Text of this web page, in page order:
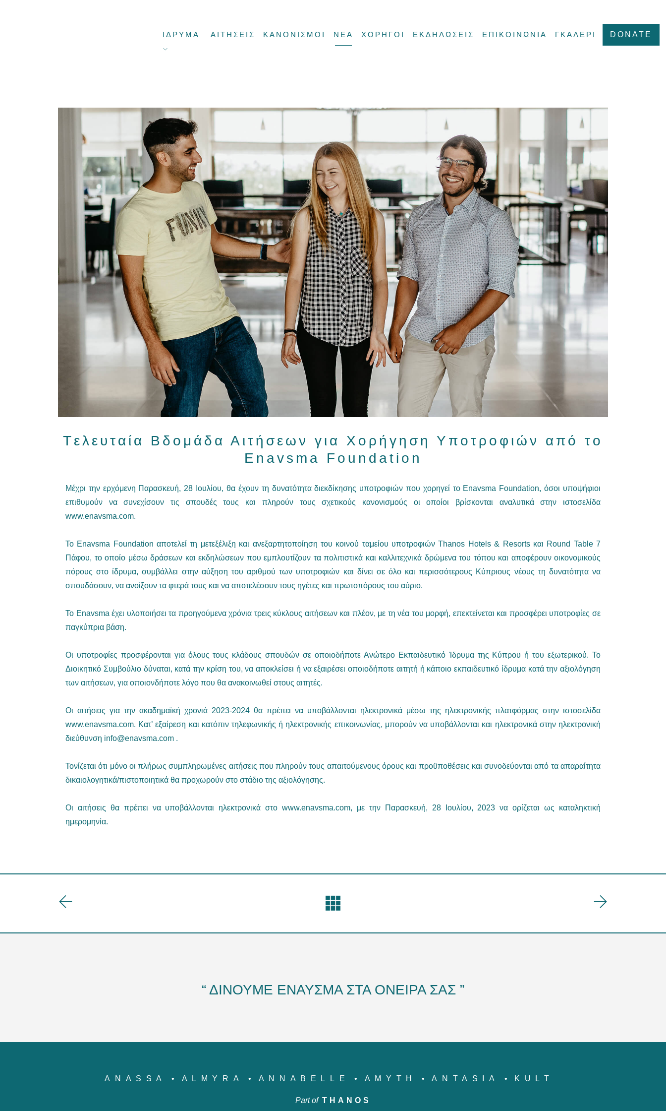
ΙΔΡΥΜΑ ΑΙΤΗΣΕΙΣ ΚΑΝΟΝΙΣΜΟΙ ΝΕΑ ΧΟΡΗΓΟΙ ΕΚΔΗΛΩΣΕΙΣ ΕΠΙΚΟΙΝΩΝΙΑ ΓΚΑΛΕΡΙ DONATE
Tελευταία Βδομάδα Αιτήσεων για Χορήγηση Υποτροφιών από το
Enavsma Foundation
Μέχρι την ερχόμενη Παρασκευή, 28 Ιουλίου, θα έχουν τη δυνατότητα διεκδίκησης υποτροφιών που χορηγεί το Enavsma Foundation, όσοι υποψήφιοι
επιθυμούν να συνεχίσουν τις σπουδές τους και πληρούν τους σχετικούς κανονισμούς οι οποίοι βρίσκονται αναλυτικά στην ιστοσελίδα
www.enavsma.com.
Το Enavsma Foundation αποτελεί τη μετεξέλιξη και ανεξαρτητοποίηση του κοινού ταμείου υποτροφιών Thanos Hotels & Resorts και Round Table 7
Πάφου, το οποίο μέσω δράσεων και εκδηλώσεων που εμπλουτίζουν τα πολιτιστικά και καλλιτεχνικά δρώμενα του τόπου και αποφέρουν οικονομικούς
πόρους στο ίδρυμα, συμβάλλει στην αύξηση του αριθμού των υποτροφιών και δίνει σε όλο και περισσότερους Κύπριους νέους τη δυνατότητα να
σπουδάσουν, να ανοίξουν τα φτερά τους και να αποτελέσουν τους ηγέτες και πρωτοπόρους του αύριο.
Το Enavsma έχει υλοποιήσει τα προηγούμενα χρόνια τρεις κύκλους αιτήσεων και πλέον, με τη νέα του μορφή, επεκτείνεται και προσφέρει υποτροφίες σε
παγκύπρια βάση.
Οι υποτροφίες προσφέρονται για όλους τους κλάδους σπουδών σε οποιοδήποτε Ανώτερο Εκπαιδευτικό Ίδρυμα της Κύπρου ή του εξωτερικού. To
Διοικητικό Συμβούλιο δύναται, κατά την κρίση του, να αποκλείσει ή να εξαιρέσει οποιοδήποτε αιτητή ή κάποιο εκπαιδευτικό ίδρυμα κατά την αξιολόγηση
των αιτήσεων, για οποιονδήποτε λόγο που θα ανακοινωθεί στους αιτητές.
Οι αιτήσεις για την ακαδημαϊκή χρονιά 2023-2024 θα πρέπει να υποβάλλονται ηλεκτρονικά μέσω της ηλεκτρονικής πλατφόρμας στην ιστοσελίδα
www.enavsma.com. Κατ’ εξαίρεση και κατόπιν τηλεφωνικής ή ηλεκτρονικής επικοινωνίας, μπορούν να υποβάλλονται και ηλεκτρονικά στην ηλεκτρονική
διεύθυνση info@enavsma.com .
Τονίζεται ότι μόνο οι πλήρως συμπληρωμένες αιτήσεις που πληρούν τους απαιτούμενους όρους και προϋποθέσεις και συνοδεύονται από τα απαραίτητα
δικαιολογητικά/πιστοποιητικά θα προχωρούν στο στάδιο της αξιολόγησης.
Οι αιτήσεις θα πρέπει να υποβάλλονται ηλεκτρονικά στο www.enavsma.com, με την Παρασκευή, 28 Ιουλίου, 2023 να ορίζεται ως καταληκτική
ημερομηνία.
“ ΔΙΝΟΥΜΕ ΕΝΑΥΣΜΑ ΣΤΑ ΟΝΕΙΡΑ ΣΑΣ ”
ANASSA ALMYRA ANNABELLE AMYTH ANTASIA KULT
Part of THANOS